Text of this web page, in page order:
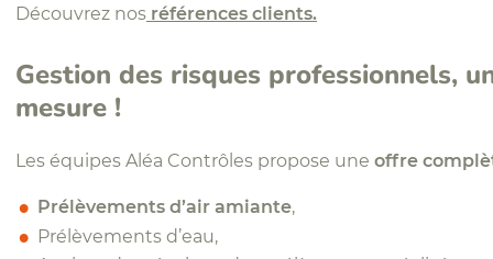
Découvrez nos références clients.
Gestion des risques professionnels,
mesure !
Les équipes Aléa Contrôles propose une offre
Prélèvements d’air amiante,
Prélèvements d’eau,